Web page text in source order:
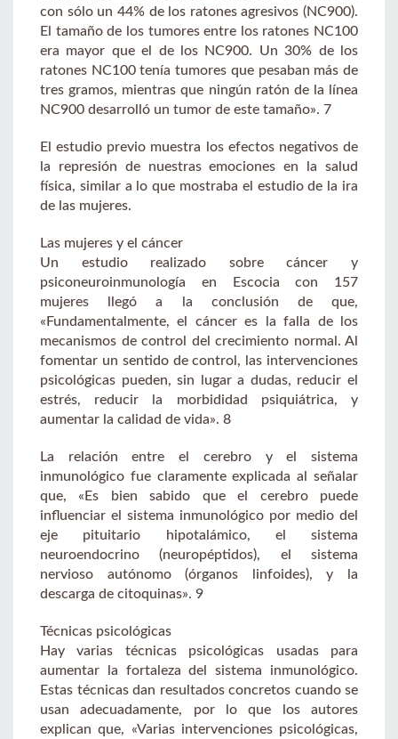
con sólo un 44% de los ratones agresivos (NC900).
El tamaño de los tumores entre los ratones NC100
era mayor que el de los NC900. Un 30% de los
ratones NC100 tenía tumores que pesaban más de
tres gramos, mientras que ningún ratón de la línea
NC900 desarrolló un tumor de este tamaño». 7
El estudio previo muestra los efectos negativos de
la represión de nuestras emociones en la salud
física, similar a lo que mostraba el estudio de la ira
de las mujeres.
Las mujeres y el cáncer
Un estudio realizado sobre cáncer y
psiconeuroinmunología en Escocia con 157
mujeres llegó a la conclusión de que,
«Fundamentalmente, el cáncer es la falla de los
mecanismos de control del crecimiento normal. Al
fomentar un sentido de control, las intervenciones
psicológicas pueden, sin lugar a dudas, reducir el
estrés, reducir la morbididad psiquiátrica, y
aumentar la calidad de vida». 8
La relación entre el cerebro y el sistema
inmunológico fue claramente explicada al señalar
que, «Es bien sabido que el cerebro puede
influenciar el sistema inmunológico por medio del
eje pituitario hipotalámico, el sistema
neuroendocrino (neuropéptidos), el sistema
nervioso autónomo (órganos linfoides), y la
descarga de citoquinas». 9
Técnicas psicológicas
Hay varias técnicas psicológicas usadas para
aumentar la fortaleza del sistema inmunológico.
Estas técnicas dan resultados concretos cuando se
usan adecuadamente, por lo que los autores
explican que, «Varias intervenciones psicológicas,